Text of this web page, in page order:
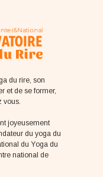
du rire, son
et de se former,
vous.
joyeusement
du yoga du
du Yoga du
national de